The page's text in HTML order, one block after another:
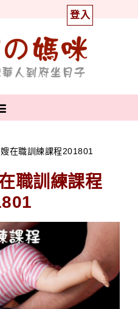
登入
在職訓練課程201801
職訓練課程